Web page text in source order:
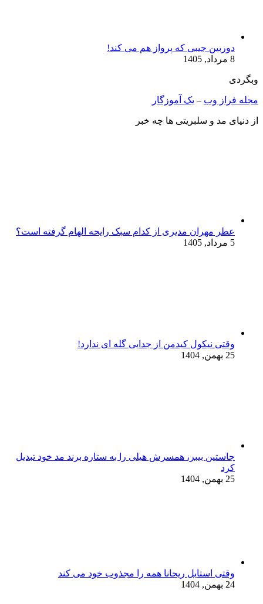
دوربین جیبی که پرواز هم می‌ کند!
8 مرداد, 1405
وبگردی
مجله فراز وب – یک آموزگار
از دنیای مد و سلبریتی ها چه خبر
عطر مهران مدیری از کدام سبک رایحه الهام گرفته است؟
5 مرداد, 1405
وقتی نیکول کیدمن از جدایی گله ای ندارد!
25 بهمن, 1404
جاستین بیبر، همسرش هیلی را به ستاره برند مد خود تبدیل
کرد
25 بهمن, 1404
وقتی استایل ریحانا همه را مجذوب خود می‌ کند
24 بهمن, 1404